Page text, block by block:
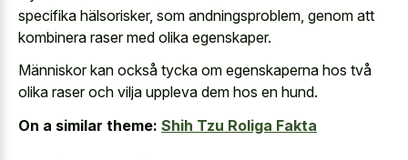
specifika hälsorisker, som andningsproblem, genom att
kombinera raser med olika egenskaper.
Människor kan också tycka om egenskaperna hos två
olika raser och vilja uppleva dem hos en hund.
On a similar theme: Shih Tzu Roliga Fakta